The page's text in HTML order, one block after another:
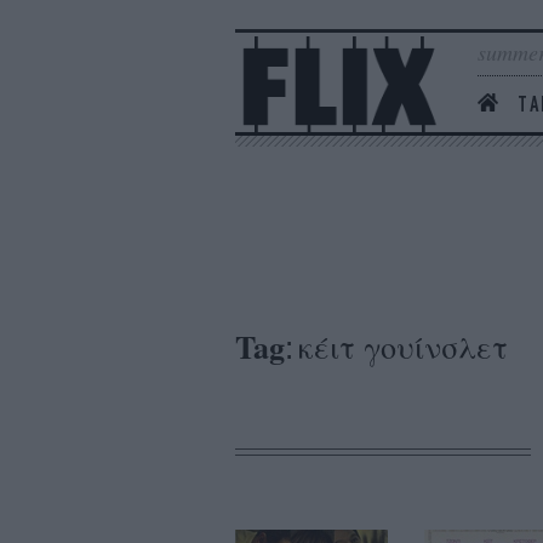
Tag: κέιτ γουίνσλετ